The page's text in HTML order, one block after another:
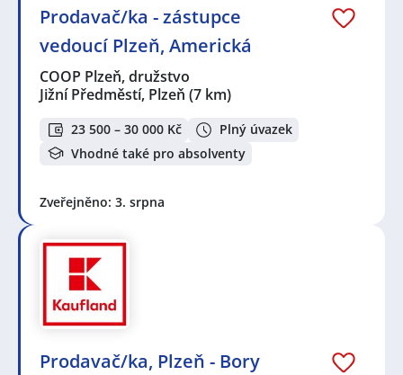
Prodavač/ka - zástupce
vedoucí Plzeň, Americká
COOP Plzeň, družstvo
Jižní Předměstí, Plzeň (7 km)
23 500 – 30 000 Kč
Plný úvazek
Vhodné také pro absolventy
Zveřejněno: 3. srpna
Prodavač/ka, Plzeň - Bory